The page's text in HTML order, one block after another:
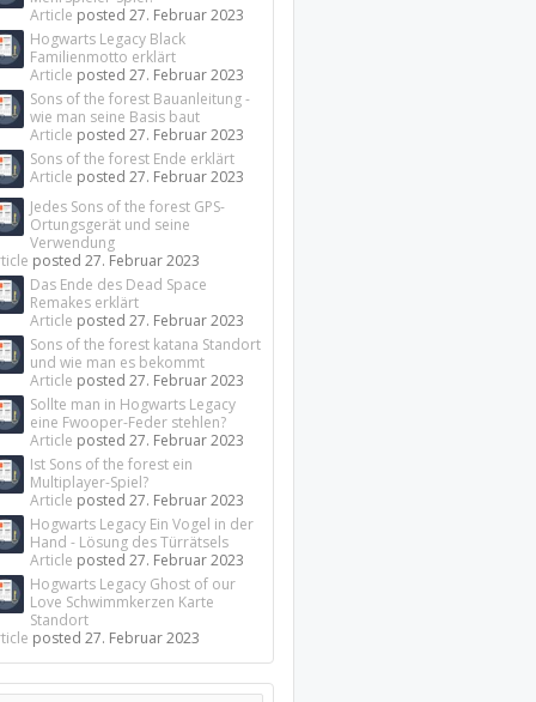
Article posted27. Februar 2023
Hogwarts Legacy Black
Familienmotto erklärt
Article posted27. Februar 2023
Sons of the forest Bauanleitung -
wie man seine Basis baut
Article posted27. Februar 2023
Sons of the forest Ende erklärt
Article posted27. Februar 2023
Jedes Sons of the forest GPS-
Ortungsgerät und seine
Verwendung
posted27. Februar 2023
Das Ende des Dead Space
Remakes erklärt
Article posted27. Februar 2023
Sons of the forest katana Standort
und wie man es bekommt
Article posted27. Februar 2023
Sollte man in Hogwarts Legacy
eine Fwooper-Feder stehlen?
Article posted27. Februar 2023
Ist Sons of the forest ein
Multiplayer-Spiel?
Article posted27. Februar 2023
Hogwarts Legacy Ein Vogel in der
Hand - Lösung des Türrätsels
Article posted27. Februar 2023
Hogwarts Legacy Ghost of our
Love Schwimmkerzen Karte
Standort
posted27. Februar 2023